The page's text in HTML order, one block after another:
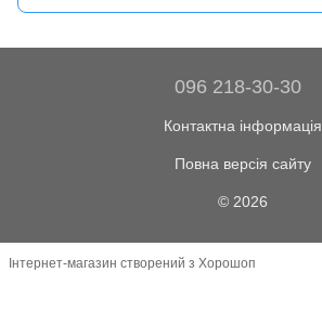
096 218-30-30
Контактна інформація
Повна версія сайту
© 2026
Інтернет-магазин створений з Хорошоп